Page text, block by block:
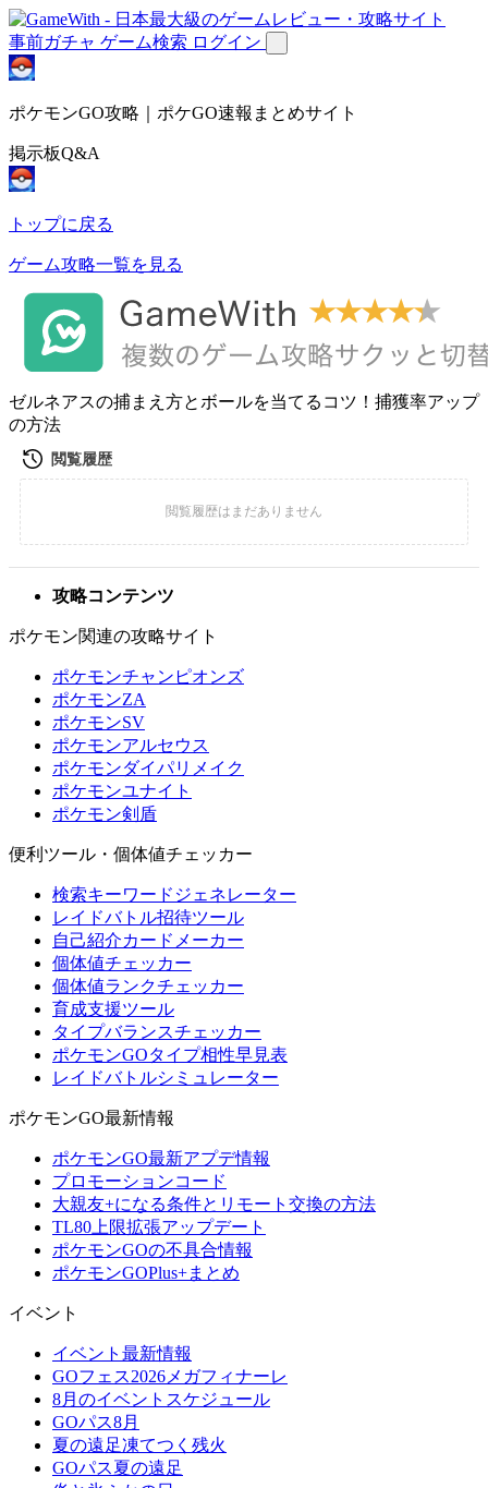
事前ガチャ ゲーム検索 ログイン
ポケモンGO攻略｜ポケGO速報まとめサイト
掲示板Q&A
トップに戻る
ゲーム攻略一覧を見る
ゼルネアスの捕まえ方とボールを当てるコツ！捕獲率アップ
の方法
攻略コンテンツ
ポケモン関連の攻略サイト
ポケモンチャンピオンズ
ポケモンZA
ポケモンSV
ポケモンアルセウス
ポケモンダイパリメイク
ポケモンユナイト
ポケモン剣盾
便利ツール・個体値チェッカー
検索キーワードジェネレーター
レイドバトル招待ツール
自己紹介カードメーカー
個体値チェッカー
個体値ランクチェッカー
育成支援ツール
タイプバランスチェッカー
ポケモンGOタイプ相性早見表
レイドバトルシミュレーター
ポケモンGO最新情報
ポケモンGO最新アプデ情報
プロモーションコード
大親友+になる条件とリモート交換の方法
TL80上限拡張アップデート
ポケモンGOの不具合情報
ポケモンGOPlus+まとめ
イベント
イベント最新情報
GOフェス2026メガフィナーレ
8月のイベントスケジュール
GOパス8月
夏の遠足凍てつく残火
GOパス夏の遠足